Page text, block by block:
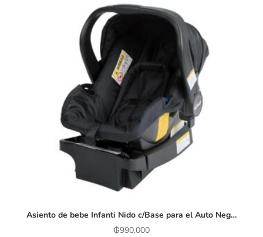
Asiento de bebe Infanti Nido c/Base para el Auto Negro
₲990.000